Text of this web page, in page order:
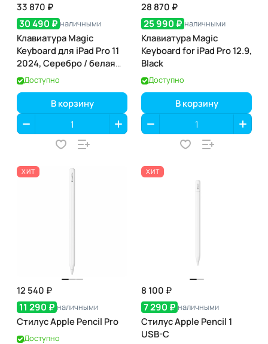
33 870 ₽
30 490 ₽ наличными
Клавиатура Magic
Keyboard для iPad Pro 11
2024, Серебро / белая
(MWR03)
Доступно
В корзину
28 870 ₽
25 990 ₽ наличными
Клавиатура Magic
Keyboard for iPad Pro 12.9,
Black
Доступно
В корзину
ХИТ
12 540 ₽
11 290 ₽ наличными
Стилус Apple Pencil Pro
Доступно
ХИТ
8 100 ₽
7 290 ₽ наличными
Стилус Apple Pencil 1
USB-C